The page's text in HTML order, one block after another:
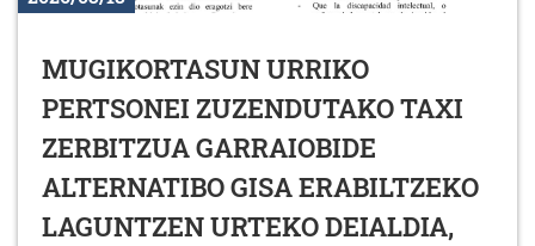
MUGIKORTASUN URRIKO
PERTSONEI ZUZENDUTAKO TAXI
ZERBITZUA GARRAIOBIDE
ALTERNATIBO GISA ERABILTZEKO
LAGUNTZEN URTEKO DEIALDIA,